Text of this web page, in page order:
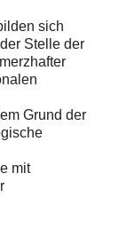
sich
Stelle der
Grund der
mit